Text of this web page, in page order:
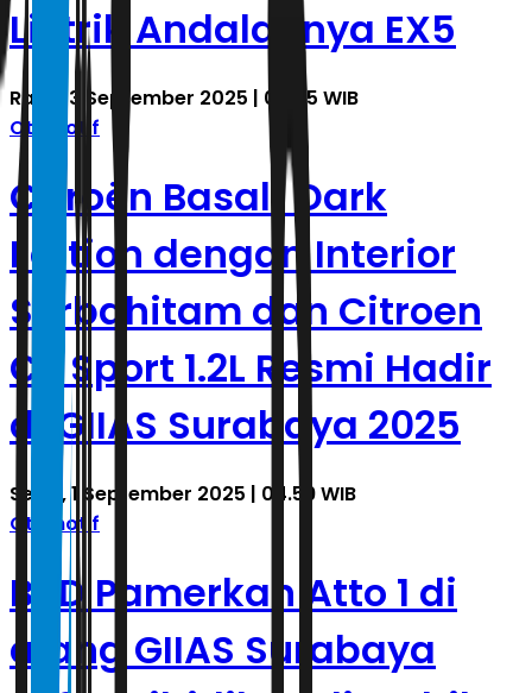
Listrik Andalannya EX5
Rabu, 3 September 2025 | 04.25 WIB
Otomotif
Citroën Basalt Dark
Edition dengan Interior
Serbahitam dan Citroen
C3 Sport 1.2L Resmi Hadir
di GIIAS Surabaya 2025
Senin, 1 September 2025 | 04.59 WIB
Otomotif
BYD Pamerkan Atto 1 di
ajang GIIAS Surabaya